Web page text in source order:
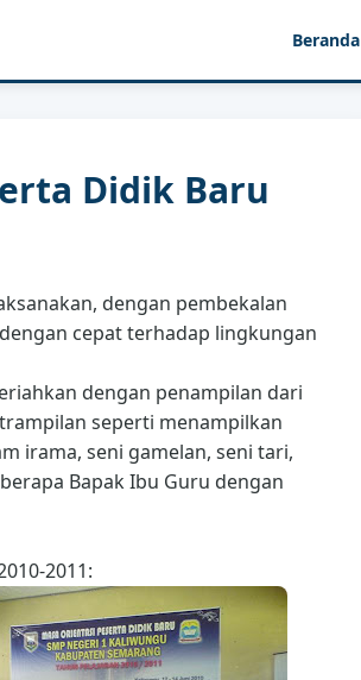
Beranda
Didik Baru
dengan pembekalan
cepat terhadap lingkungan
dengan penampilan dari
seperti menampilkan
irama, seni gamelan, seni tari,
Bapak Ibu Guru dengan
2011: